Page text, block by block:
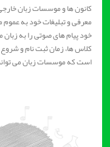
کانون ها و موسسات زبان خارجی
معرفی و تبلیغات خود به عموم
خود پیام های صوتی را به زبان
کلاس ها، زمان ثبت نام و شروع
است که موسسات زبان می